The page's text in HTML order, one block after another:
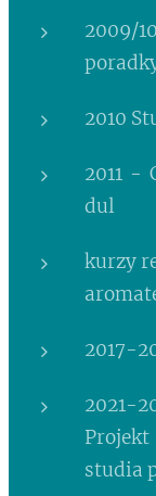
2010
2011 -
dul
kurzy
2017-
2021-
studia